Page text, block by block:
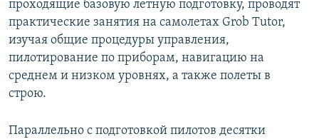
проходящие базовую летную подготовку, проводят
практические занятия на самолетах Grob Tutor,
изучая общие процедуры управления,
пилотирование по приборам, навигацию на
среднем и низком уровнях, а также полеты в
строю.
Параллельно с подготовкой пилотов десятки